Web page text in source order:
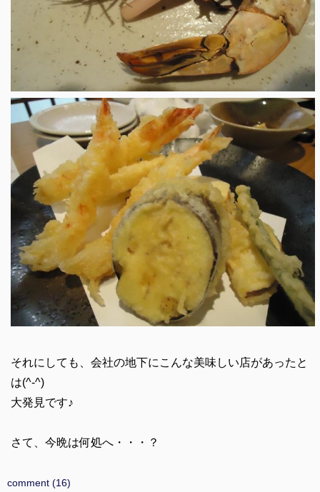
それにしても、会社の地下にこんな美味しい店があったと
は(^-^)
大発見です♪
さて、今晩は何処へ・・・？
comment (16)